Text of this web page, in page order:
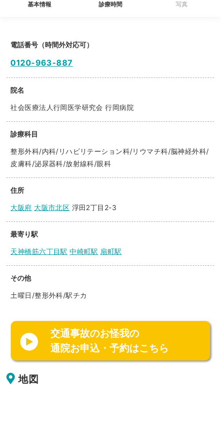
基本情報 診療時間 写真
電話番号（時間外対応可）
0120-963-887
院名
社会医療法人行岡医学研究会 行岡病院
診療科目
整形外科/内科/リハビリテーション科/リウマチ科/脳神経外科/
皮膚科/泌尿器科/放射線科/眼科
住所
大阪府 大阪市北区 浮田2丁目2-3
最寄り駅
天神橋筋六丁目駅 中崎町駅 扇町駅
その他
土曜日/整形外科/駅チカ
交通事故のお怪我の
通院お申込・予約はこちら
地図